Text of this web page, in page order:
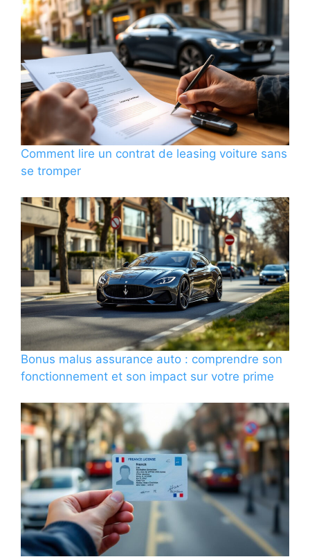
Comment lire un contrat de leasing voiture sans
se tromper
Bonus malus assurance auto : comprendre son
fonctionnement et son impact sur votre prime